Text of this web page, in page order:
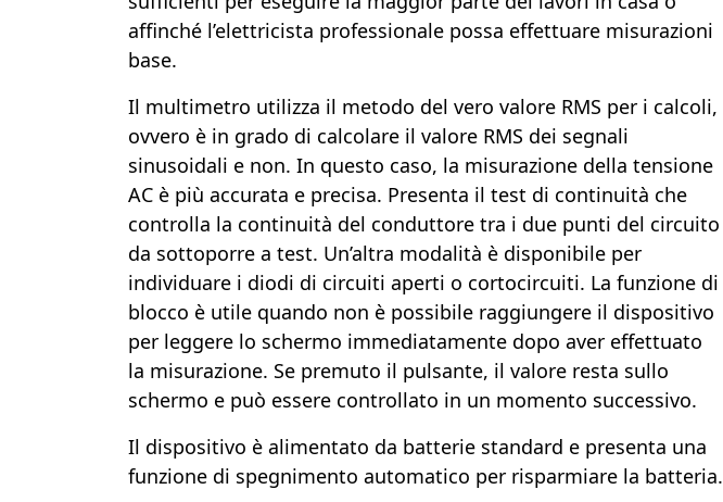
affinché l’elettricista professionale possa effettuare misurazioni
base.
Il multimetro utilizza il metodo del vero valore RMS per i calcoli,
ovvero è in grado di calcolare il valore RMS dei segnali
sinusoidali e non. In questo caso, la misurazione della tensione
AC è più accurata e precisa. Presenta il test di continuità che
controlla la continuità del conduttore tra i due punti del circuito
da sottoporre a test. Un’altra modalità è disponibile per
individuare i diodi di circuiti aperti o cortocircuiti. La funzione di
blocco è utile quando non è possibile raggiungere il dispositivo
per leggere lo schermo immediatamente dopo aver effettuato
la misurazione. Se premuto il pulsante, il valore resta sullo
schermo e può essere controllato in un momento successivo.
Il dispositivo è alimentato da batterie standard e presenta una
funzione di spegnimento automatico per risparmiare la batteria.